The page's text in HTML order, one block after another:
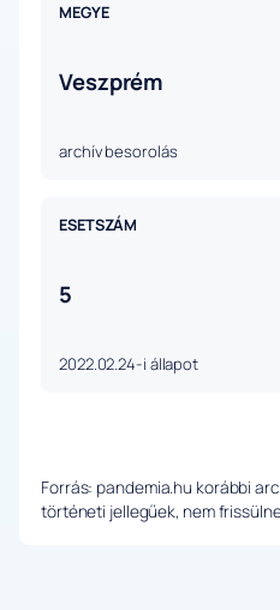
MEGYE
Veszprém
archív besorolás
ESETSZÁM
5
2022.02.24-i állapot
Forrás: pandemia.hu korábbi
történeti jellegűek, nem